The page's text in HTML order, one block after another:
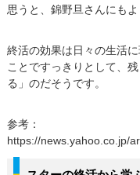
思うと、錦野旦さんにも
終活の効果は日々の生活
ことですっきりとして、
る」のだそうです。
参考：
https://news.yahoo.co.jp/